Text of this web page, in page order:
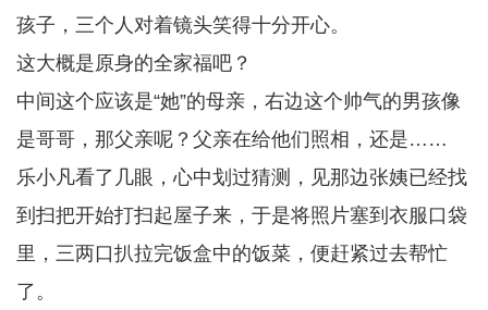
孩子，三个人对着镜头笑得十分开心。
这大概是原身的全家福吧？
中间这个应该是“她”的母亲，右边这个帅气的男孩像
是哥哥，那父亲呢？父亲在给他们照相，还是……
乐小凡看了几眼，心中划过猜测，见那边张姨已经找
到扫把开始打扫起屋子来，于是将照片塞到衣服口袋
里，三两口扒拉完饭盒中的饭菜，便赶紧过去帮忙
了。